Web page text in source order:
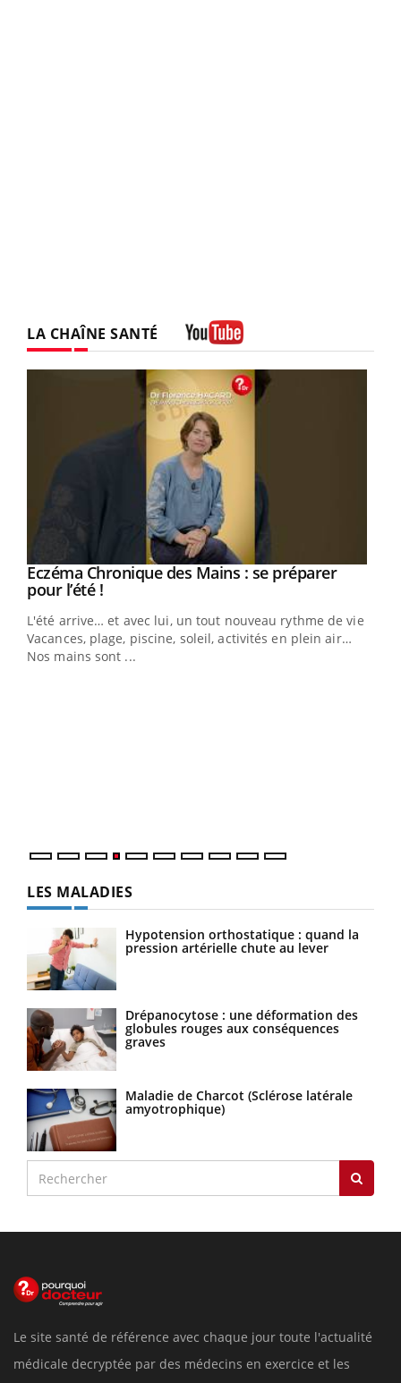
LA CHAÎNE SANTÉ
Youtube
Eczéma Chronique des Mains : se préparer
pour l’été !Youtube
L'été arrive… et avec lui, un tout nouveau rythme de vie !
Vacances, plage, piscine, soleil, activités en plein air…
Nos mains sont ...
LES MALADIES
Hypotension orthostatique : quand la
pression artérielle chute au lever
Drépanocytose : une déformation des
globules rouges aux conséquences
graves
Maladie de Charcot (Sclérose latérale
amyotrophique)
Le site santé de référence avec chaque jour toute l'actualité
médicale decryptée par des médecins en exercice et les